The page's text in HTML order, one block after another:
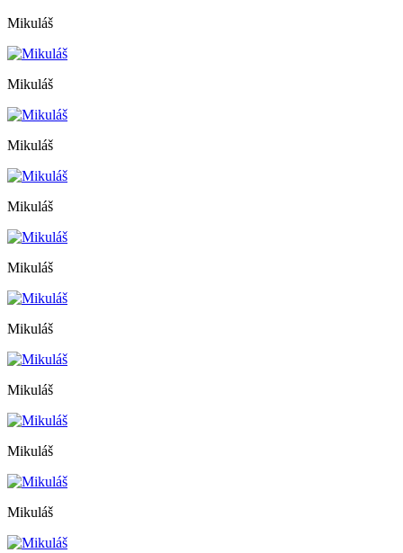
Mikuláš
Mikuláš
Mikuláš
Mikuláš
Mikuláš
Mikuláš
Mikuláš
Mikuláš
Mikuláš